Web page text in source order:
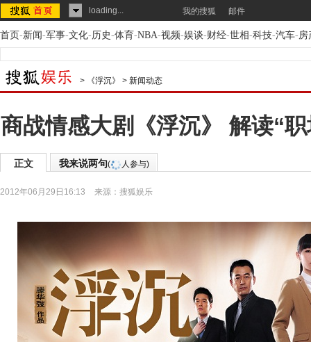
loading... 我的搜狐 邮件
首页-新闻-军事-文化-历史-体育-NBA-视频-娱谈-财经-世相-科技-汽车-房
> 《浮沉》 > 新闻动态
商战情感大剧《浮沉》 解读“
正文 我来说两句( 人参与)
2012年06月29日16:13 来源： 搜狐娱乐